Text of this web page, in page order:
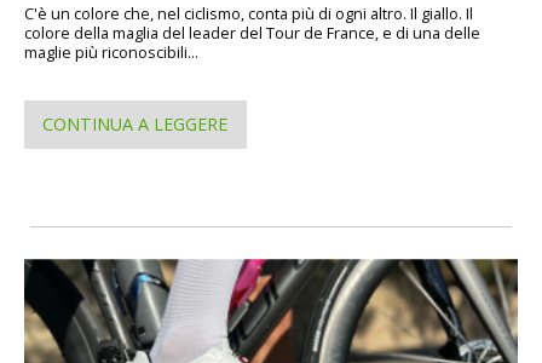
C'è un colore che, nel ciclismo, conta più di ogni altro. Il giallo. Il
colore della maglia del leader del Tour de France, e di una delle
maglie più riconoscibili...
CONTINUA A LEGGERE